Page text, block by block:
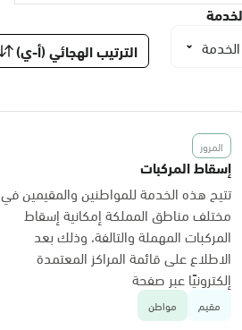
الترتيب الهجائي (أ-ي)
المرور
إسقاط المركبات
تتيح هذه الخدمة للمواطنين والمقيمين في
مختلف مناطق المملكة إمكانية إسقاط
المركبات المهملة والتالفة، وذلك بعد
الاطلاع على قائمة المراكز المعتمدة
إلكترونيًا عبر صفحة
مقيم مواطن